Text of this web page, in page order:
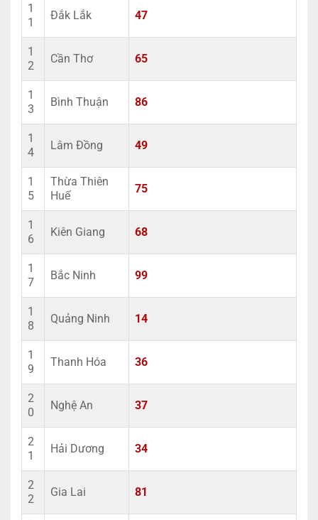
1
1
Đắk Lắk 47
1
2
Cần Thơ 65
1
3
Bình Thuận 86
1
4
Lâm Đồng 49
1
5
Thừa Thiên
Huế
75
1
6
Kiên Giang 68
1
7
Bắc Ninh 99
1
8
Quảng Ninh 14
1
9
Thanh Hóa 36
2
0
Nghệ An 37
2
1
Hải Dương 34
2
2
Gia Lai 81